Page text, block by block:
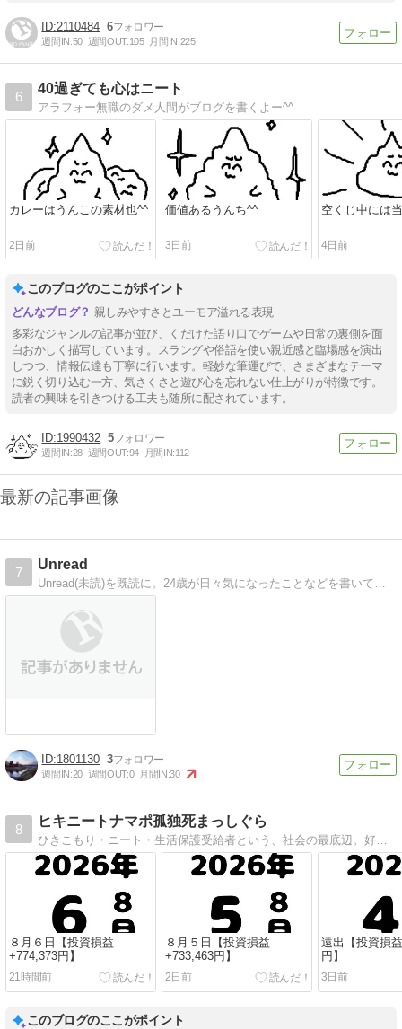
2110484 6
週間IN:50 週間OUT:105 月間IN:225
6
40過ぎても心はニート
アラフォー無職のダメ人間がブログを書くよー^^
カレーはうんこの素材也^^
2日前
価値あるうんち^^
3日前
空くじ中には
4日前
このブログのここがポイント
親しみやすさとユーモア溢れる表現
多彩なジャンルの記事が並び、くだけた語り口でゲームや日常の裏側を面
白おかしく描写しています。スラングや俗語を使い親近感と臨場感を演出
しつつ、情報伝達も丁寧に行います。軽妙な筆運びで、さまざまなテーマ
に鋭く切り込む一方、気さくさと遊び心を忘れない仕上がりが特徴です。
読者の興味を引きつける工夫も随所に配されています。
1990432 5
週間IN:28 週間OUT:94 月間IN:112
最新の記事画像
7
Unread
1801130 3
週間IN:20 週間OUT:0 月間IN:30
8
ヒキニートナマポ孤独死まっしぐら
ひきこもり・ニート・生活保護受給者という、社会の最底辺。好きなことは、自然、アメドラ、洋楽読書、資格勉強、家事、スポーツ全般、電子工作、IT係、ブログ。
８月６日【投資損益
+774,373円】
21時間前
８月５日【投資損益
+733,463円】
2日前
遠出【投資損
円】
3日前
このブログのここがポイント